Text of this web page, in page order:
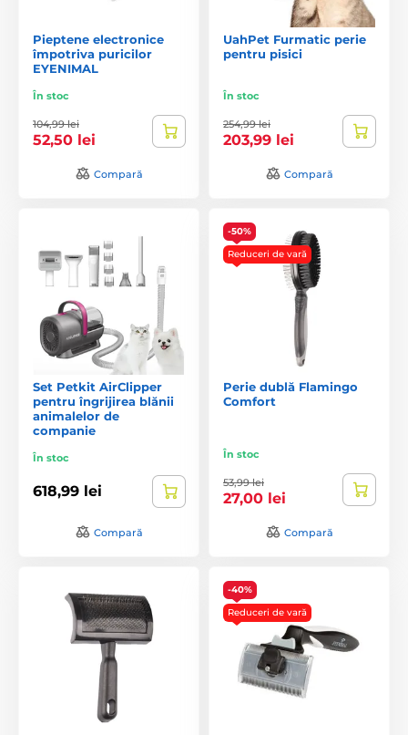
Pieptene electronice
împotriva puricilor
EYENIMAL
În stoc
104,99 lei
52,50 lei
Compară
UahPet Furmatic perie
pentru pisici
În stoc
254,99 lei
203,99 lei
Compară
Set Petkit AirClipper
pentru îngrijirea blănii
animalelor de
companie
În stoc
618,99 lei
Compară
-50%
Reduceri de vară
Perie dublă Flamingo
Comfort
În stoc
53,99 lei
27,00 lei
Compară
-40%
Reduceri de vară